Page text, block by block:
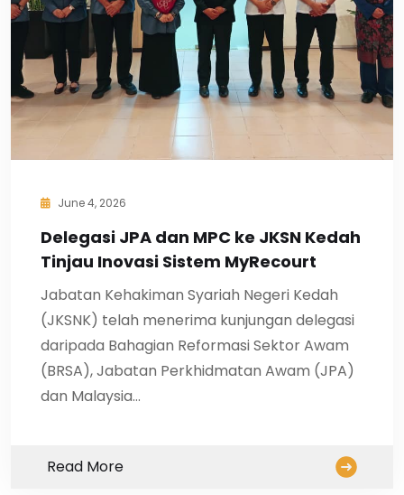
June 4, 2026
Delegasi JPA dan MPC ke JKSN Kedah
Tinjau Inovasi Sistem MyRecourt
Jabatan Kehakiman Syariah Negeri Kedah
(JKSNK) telah menerima kunjungan delegasi
daripada Bahagian Reformasi Sektor Awam
(BRSA), Jabatan Perkhidmatan Awam (JPA)
dan Malaysia…
Read More